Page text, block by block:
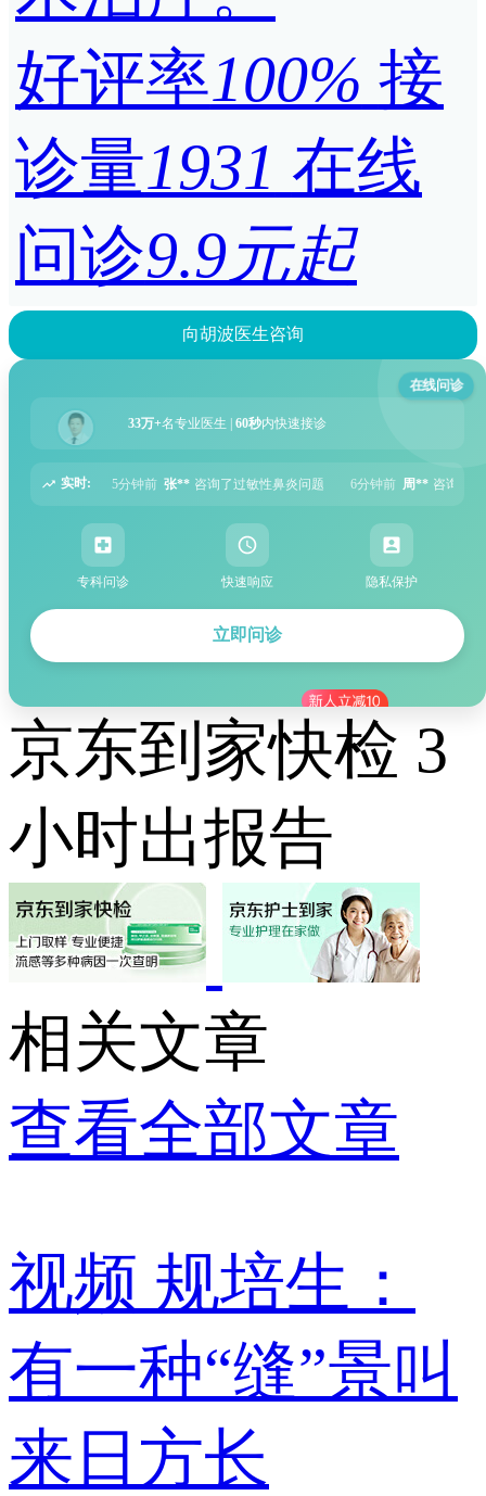
好评率100% 接
诊量1931 在线
问诊9.9元起
向胡波医生咨询
在线问诊
33万+名专业医生 | 60秒内快速接诊
实时:
了过敏性鼻炎问题 6分钟前 周** 咨询了胃痛问题 8分钟前 王** 咨询了头
专科问诊 快速响应 隐私保护
立即问诊
京东到家快检 3
小时出报告
相关文章
查看全部文章
视频 规培生：
有一种“缝”景叫
来日方长